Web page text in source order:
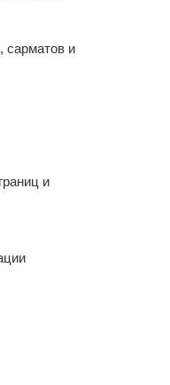
сарматов и
и